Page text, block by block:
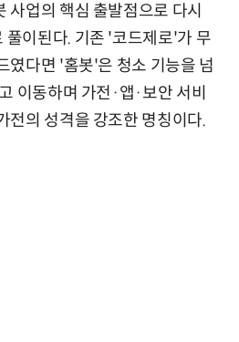
사업의 핵심 출발점으로 다시
풀이된다. 기존 '코드제로'가 무
였다면 '홈봇'은 청소 기능을 넘
이동하며 가전·앱·보안 서비
전의 성격을 강조한 명칭이다.